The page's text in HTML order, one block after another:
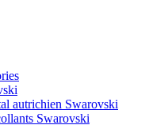
autrichien Swarovski
Swarovski